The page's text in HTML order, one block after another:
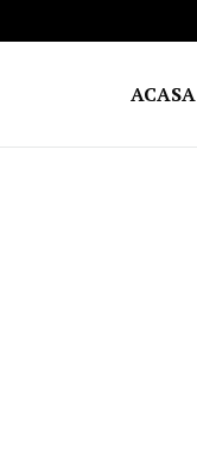
ACASA